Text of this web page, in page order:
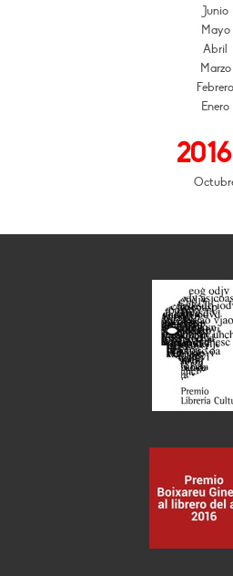
Junio
Mayo
Abril
Marzo
Febrero
Enero
2016